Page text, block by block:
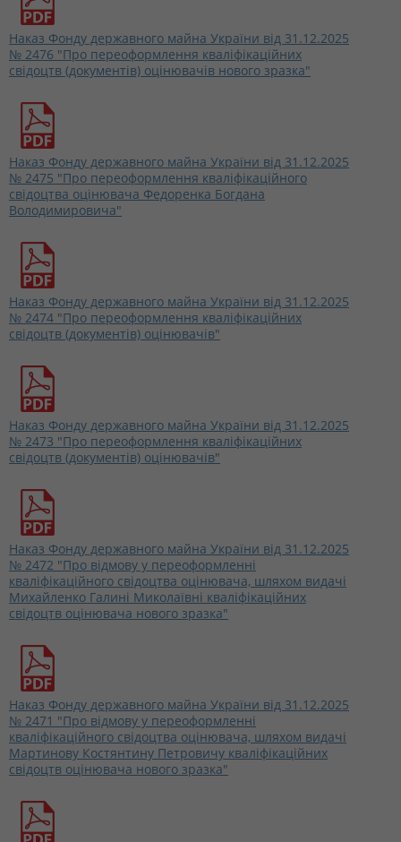
Наказ Фонду державного майна України від 31.12.2025
№ 2476 "Про переоформлення кваліфікаційних
свідоцтв (документів) оцінювачів нового зразка"
Наказ Фонду державного майна України від 31.12.2025
№ 2475 "Про переоформлення кваліфікаційного
свідоцтва оцінювача Федоренка Богдана
Володимировича"
Наказ Фонду державного майна України від 31.12.2025
№ 2474 "Про переоформлення кваліфікаційних
свідоцтв (документів) оцінювачів"
Наказ Фонду державного майна України від 31.12.2025
№ 2473 "Про переоформлення кваліфікаційних
свідоцтв (документів) оцінювачів"
Наказ Фонду державного майна України від 31.12.2025
№ 2472 "Про відмову у переоформленні
кваліфікаційного свідоцтва оцінювача, шляхом видачі
Михайленко Галині Миколаївні кваліфікаційних
свідоцтв оцінювача нового зразка"
Наказ Фонду державного майна України від 31.12.2025
№ 2471 "Про відмову у переоформленні
кваліфікаційного свідоцтва оцінювача, шляхом видачі
Мартинову Костянтину Петровичу кваліфікаційних
свідоцтв оцінювача нового зразка"